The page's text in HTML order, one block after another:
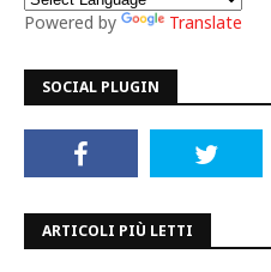
Powered by Translate
SOCIAL PLUGIN
ARTICOLI PIÙ LETTI